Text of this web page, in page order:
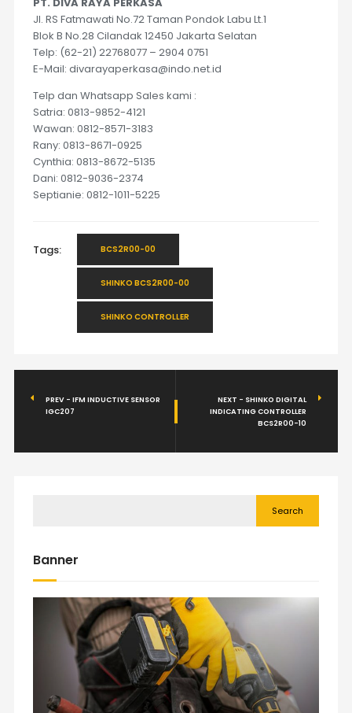
Jl. RS Fatmawati No.72 Taman Pondok Labu Lt.1
Blok B No.28 Cilandak 12450 Jakarta Selatan
Telp: (62-21) 22768077 – 2904 0751
E-Mail: divarayaperkasa@indo.net.id
Telp dan Whatsapp Sales kami :
Satria: 0813-9852-4121
Wawan: 0812-8571-3183
Rany: 0813-8671-0925
Cynthia: 0813-8672-5135
Dani: 0812-9036-2374
Septianie: 0812-1011-5225
Tags: BCS2R00-00
SHINKO BCS2R00-00
SHINKO CONTROLLER
PREV - IFM INDUCTIVE SENSOR
IGC207
NEXT - SHINKO DIGITAL
INDICATING CONTROLLER
BCS2R00-10
Search
Banner